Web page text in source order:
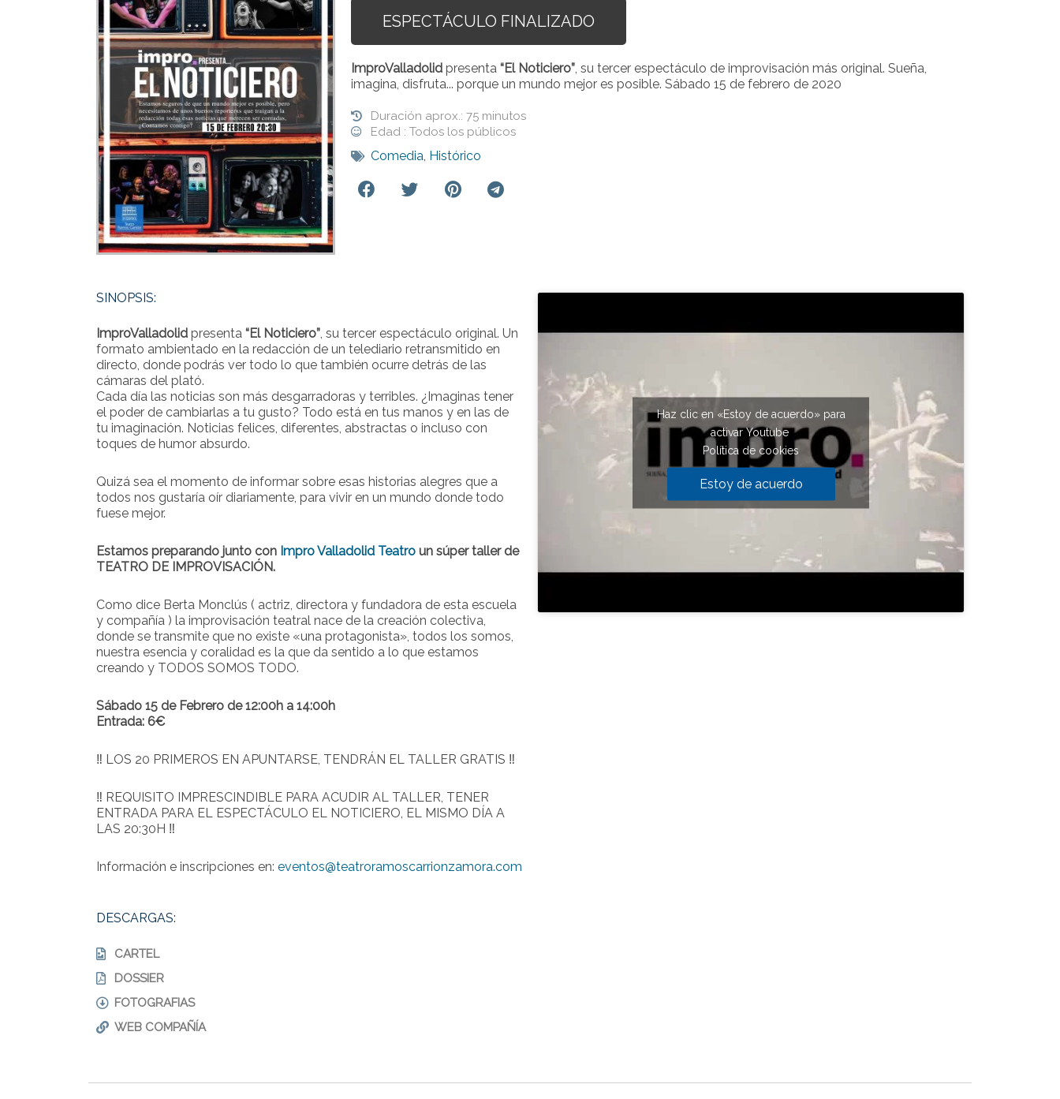
ESPECTÁCULO FINALIZADO
ImproValladolidpresenta “El Noticiero”, su tercer espectáculo de improvisación más original. Sueña,
imagina, disfruta... porque un mundo mejor es posible. Sábado 15 de febrero de 2020
Duración aprox.: 75 minutos
Edad : Todos los públicos
Comedia, Histórico
SINOPSIS:
ImproValladolid presenta “El Noticiero”, su tercer espectáculo original. Un
formato ambientado en la redacción de un telediario retransmitido en
directo, donde podrás ver todo lo que también ocurre detrás de las
cámaras del plató.
Cada día las noticias son más desgarradoras y terribles. ¿Imaginas tener
el poder de cambiarlas a tu gusto? Todo está en tus manos y en las de
tu imaginación. Noticias felices, diferentes, abstractas o incluso con
toques de humor absurdo.
Quizá sea el momento de informar sobre esas historias alegres que a
todos nos gustaría oír diariamente, para vivir en un mundo donde todo
fuese mejor.
Estamos preparando junto con Impro Valladolid Teatro un súper taller de
TEATRO DE IMPROVISACIÓN.
Como dice Berta Monclús ( actriz, directora y fundadora de esta escuela
y compañía ) la improvisación teatral nace de la creación colectiva,
donde se transmite que no existe «una protagonista», todos los somos,
nuestra esencia y coralidad es la que da sentido a lo que estamos
creando y TODOS SOMOS TODO.
Sábado 15 de Febrero de 12:00h a 14:00h
Entrada: 6€
‼ LOS 20 PRIMEROS EN APUNTARSE, TENDRÁN EL TALLER GRATIS ‼
‼ REQUISITO IMPRESCINDIBLE PARA ACUDIR AL TALLER, TENER
ENTRADA PARA EL ESPECTÁCULO EL NOTICIERO, EL MISMO DÍA A
LAS 20:30H ‼
Información e inscripciones en: eventos@teatroramoscarrionzamora.com
DESCARGAS:
CARTEL
DOSSIER
FOTOGRAFIAS
WEB COMPAÑÍA
Haz clic en «Estoy de acuerdo» para
activar Youtube
Política de cookies
Estoy de acuerdo